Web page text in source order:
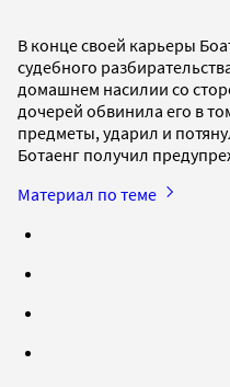
В конце своей карьеры
судебного
домашнем насилии со
дочерей обвинила его в
предметы, ударил и
Ботаенг получил
Материал по теме